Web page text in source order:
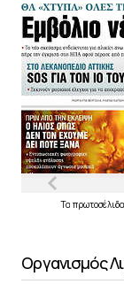
Τα πρωτοσέλιδα
Οργανισμός